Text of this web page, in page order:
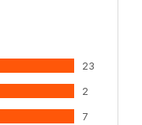
23
2
7